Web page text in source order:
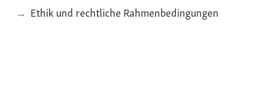
Ethik und rechtliche Rahmenbedingungen